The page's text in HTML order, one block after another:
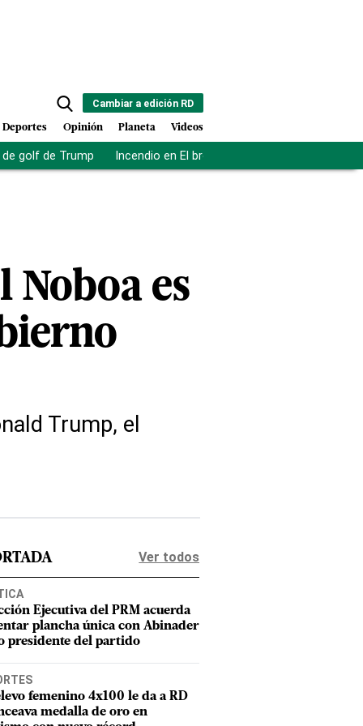
Cambiar a edición RD
Deportes Opinión Planeta Videos
de golf de Trump Incendio en El bronx
Noboa es
Trump, el
Ver todos
Ejecutiva del PRM acuerda
plancha única con Abinader
presidente del partido
femenino 4x100 le da a RD
medalla de oro en